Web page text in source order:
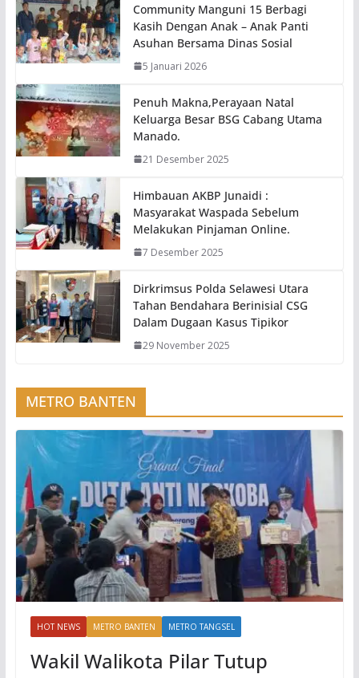
Community Manguni 15 Berbagi
Kasih Dengan Anak – Anak Panti
Asuhan Bersama Dinas Sosial
5 Januari 2026
Penuh Makna,Perayaan Natal
Keluarga Besar BSG Cabang Utama
Manado.
21 Desember 2025
Himbauan AKBP Junaidi :
Masyarakat Waspada Sebelum
Melakukan Pinjaman Online.
7 Desember 2025
Dirkrimsus Polda Selawesi Utara
Tahan Bendahara Berinisial CSG
Dalam Dugaan Kasus Tipikor
29 November 2025
METRO BANTEN
HOT NEWS METRO BANTEN METRO TANGSEL
Wakil Walikota Pilar Tutup